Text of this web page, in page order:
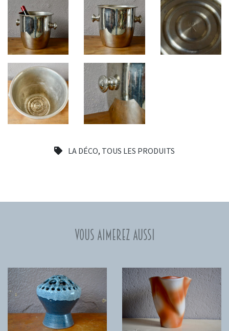
LA DÉCO, TOUS LES PRODUITS
Vous aimerez aussi